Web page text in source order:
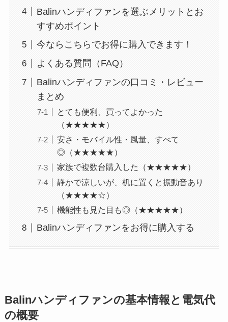
Balinハンディファンを選ぶメリットとお
すすめポイント
今ならこちらでお得に購入できます！
よくある質問（FAQ）
Balinハンディファンの口コミ・レビュー
まとめ
とても便利、買ってよかった
（★★★★★）
安さ・モバイル性・風量、すべて
◎（★★★★★）
家族で複数台購入した（★★★★★）
静かで涼しいが、机に置くと振動音あり
（★★★★☆）
機能性も見た目も◎（★★★★★）
Balinハンディファンをお得に購入する
Balinハンディファンの基本情報と電気代
の概要